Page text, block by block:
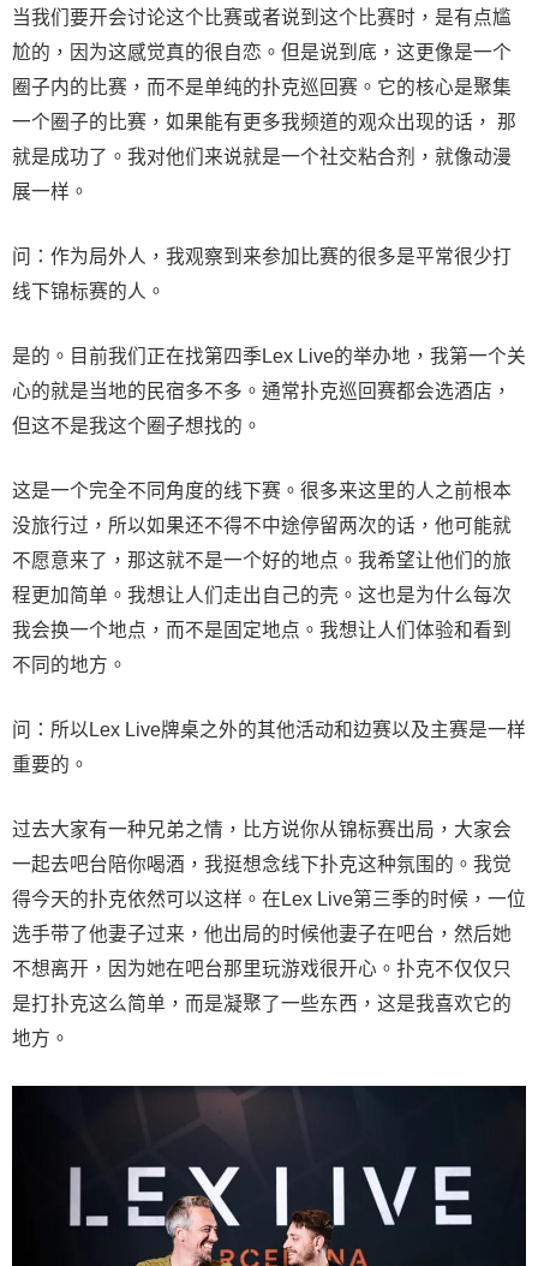
当我们要开会讨论这个比赛或者说到这个比赛时，是有点尴
尬的，因为这感觉真的很自恋。但是说到底，这更像是一个
圈子内的比赛，而不是单纯的扑克巡回赛。它的核心是聚集
一个圈子的比赛，如果能有更多我频道的观众出现的话， 那
就是成功了。我对他们来说就是一个社交粘合剂，就像动漫
展一样。
问：作为局外人，我观察到来参加比赛的很多是平常很少打
线下锦标赛的人。
是的。目前我们正在找第四季Lex Live的举办地，我第一个关
心的就是当地的民宿多不多。通常扑克巡回赛都会选酒店，
但这不是我这个圈子想找的。
这是一个完全不同角度的线下赛。很多来这里的人之前根本
没旅行过，所以如果还不得不中途停留两次的话，他可能就
不愿意来了，那这就不是一个好的地点。我希望让他们的旅
程更加简单。我想让人们走出自己的壳。这也是为什么每次
我会换一个地点，而不是固定地点。我想让人们体验和看到
不同的地方。
问：所以Lex Live牌桌之外的其他活动和边赛以及主赛是一样
重要的。
过去大家有一种兄弟之情，比方说你从锦标赛出局，大家会
一起去吧台陪你喝酒，我挺想念线下扑克这种氛围的。我觉
得今天的扑克依然可以这样。在Lex Live第三季的时候，一位
选手带了他妻子过来，他出局的时候他妻子在吧台，然后她
不想离开，因为她在吧台那里玩游戏很开心。扑克不仅仅只
是打扑克这么简单，而是凝聚了一些东西，这是我喜欢它的
地方。